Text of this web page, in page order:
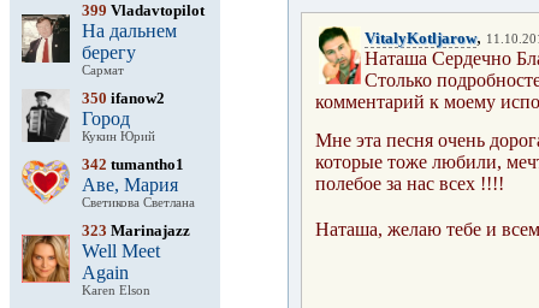
399 Vladavtopilot
На дальнем
берегу
Сармат
350 ifanow2
Город
Кукин Юрий
342 tumantho1
Аве, Мария
Светикова Светлана
323 Marinajazz
Well Meet
Again
Karen Elson
VitalyKotljarow,
Наташа Сердечно
Столько
комментарий к моему
Мне эта песня очень
которые тоже любили,
полебое за нас всех !!!!
Наташа, желаю тебе и